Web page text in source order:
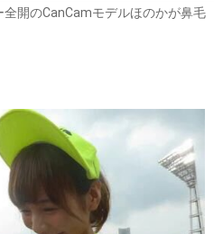
全開のCanCamモデルほのかが鼻毛